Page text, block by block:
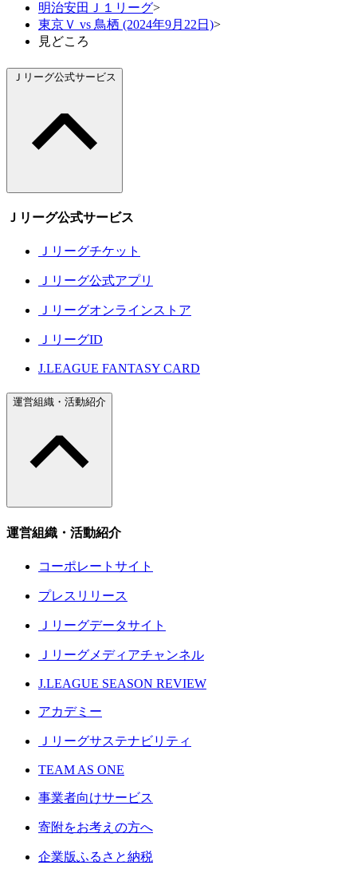
明治安田Ｊ１リーグ>
東京Ｖ vs 鳥栖 (2024年9月22日)>
見どころ
Ｊリーグ公式サービス
Ｊリーグ公式サービス
Ｊリーグチケット
Ｊリーグ公式アプリ
Ｊリーグオンラインストア
ＪリーグID
J.LEAGUE FANTASY CARD
運営組織・活動紹介
運営組織・活動紹介
コーポレートサイト
プレスリリース
Ｊリーグデータサイト
Ｊリーグメディアチャンネル
J.LEAGUE SEASON REVIEW
アカデミー
Ｊリーグサステナビリティ
TEAM AS ONE
事業者向けサービス
寄附をお考えの方へ
企業版ふるさと納税